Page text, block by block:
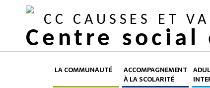
CC CAUSSES ET
Centre social
LA COMMUNAUTÉ
ACCOMPAGNEMENT
À LA SCOLARITÉ